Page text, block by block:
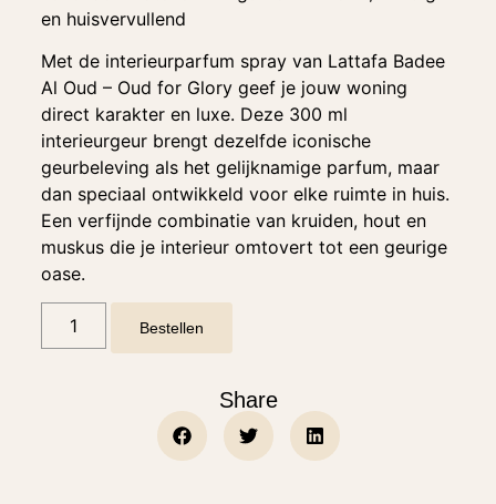
en huisvervullend
Met de interieurparfum spray van Lattafa Badee
Al Oud – Oud for Glory geef je jouw woning
direct karakter en luxe. Deze 300 ml
interieurgeur brengt dezelfde iconische
geurbeleving als het gelijknamige parfum, maar
dan speciaal ontwikkeld voor elke ruimte in huis.
Een verfijnde combinatie van kruiden, hout en
muskus die je interieur omtovert tot een geurige
oase.
Bestellen
Share